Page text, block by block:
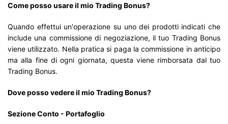
Come posso usare il mio Trading Bonus?
Quando effettui un'operazione su uno dei prodotti indicati che
include una commissione di negoziazione, il tuo Trading Bonus
viene utilizzato. Nella pratica si paga la commissione in anticipo
ma alla fine di ogni giornata, questa viene rimborsata dal tuo
Trading Bonus.
Dove posso vedere il mio Trading Bonus?
Sezione Conto - Portafoglio